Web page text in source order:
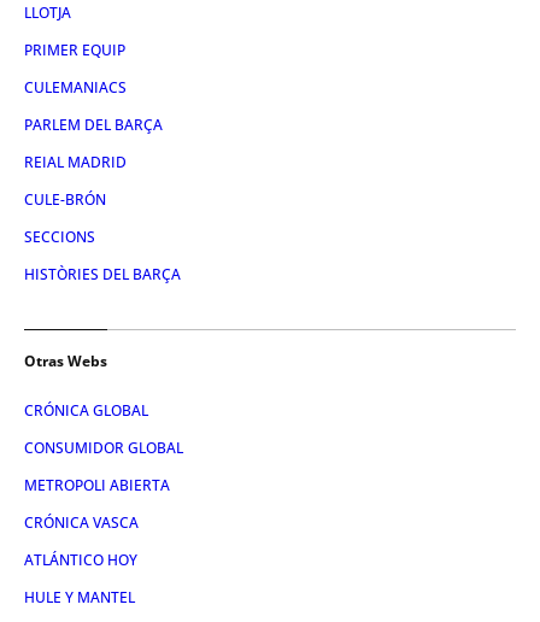
LLOTJA
PRIMER EQUIP
CULEMANIACS
PARLEM DEL BARÇA
REIAL MADRID
CULE-BRÓN
SECCIONS
HISTÒRIES DEL BARÇA
Otras Webs
CRÓNICA GLOBAL
CONSUMIDOR GLOBAL
METROPOLI ABIERTA
CRÓNICA VASCA
ATLÁNTICO HOY
HULE Y MANTEL